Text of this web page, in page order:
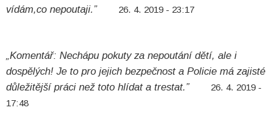
vídám,co nepoutaji.”
26. 4. 2019 - 23:17
„Komentář: Nechápu pokuty za nepoutání dětí, ale i
dospělých! Je to pro jejich bezpečnost a Policie má zajisté
důležitější práci než toto hlídat a trestat.”
26. 4. 2019 -
17:48